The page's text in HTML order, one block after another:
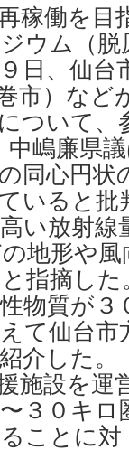
稼働を目
ウム（
日、仙台
市）など
ついて、
嶋廉県
同心円状
いると批
い放射線
地形や
指摘し
物質が３
て仙台
介した
施設を運
３０キ
ことに